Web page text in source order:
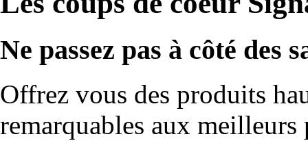
Ne passez pas à côté des
Offrez vous des produits
remarquables aux